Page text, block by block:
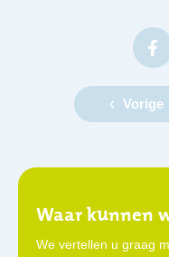
Vorige
Waar kunnen
We vertellen u graag